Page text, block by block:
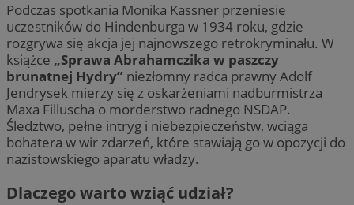
Podczas spotkania Monika Kassner przeniesie
uczestników do Hindenburga w 1934 roku, gdzie
rozgrywa się akcja jej najnowszego retrokryminału. W
książce „Sprawa Abrahamczika w paszczy
brunatnej Hydry” niezłomny radca prawny Adolf
Jendrysek mierzy się z oskarżeniami nadburmistrza
Maxa Filluscha o morderstwo radnego NSDAP.
Śledztwo, pełne intryg i niebezpieczeństw, wciąga
bohatera w wir zdarzeń, które stawiają go w opozycji do
nazistowskiego aparatu władzy.
Dlaczego warto wziąć udział?